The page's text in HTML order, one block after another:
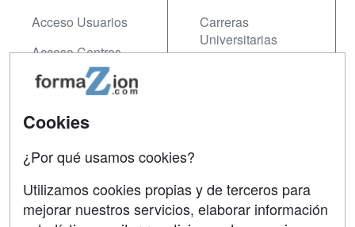
Acceso Usuarios
Acceso Centros
Carreras
Universitarias
Contactar
Copyleft
Cookies
¿Por qué usamos cookies?
Utilizamos cookies propias y de terceros para
mejorar nuestros servicios, elaborar información